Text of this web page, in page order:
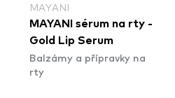
MAYANI
MAYANI sérum na rty -
Gold Lip Serum
Balzámy a přípravky na
rty